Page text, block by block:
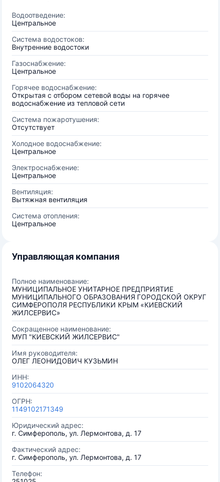
Водоотведение:
Центральное
Система водостоков:
Внутренние водостоки
Газоснабжение:
Центральное
Горячее водоснабжение:
Открытая с отбором сетевой воды на горячее
водоснабжение из тепловой сети
Система пожаротушения:
Отсутствует
Холодное водоснабжение:
Центральное
Электроснабжение:
Центральное
Вентиляция:
Вытяжная вентиляция
Система отопления:
Центральное
Управляющая компания
Полное наименование:
МУНИЦИПАЛЬНОЕ УНИТАРНОЕ ПРЕДПРИЯТИЕ
МУНИЦИПАЛЬНОГО ОБРАЗОВАНИЯ ГОРОДСКОЙ ОКРУГ
СИМФЕРОПОЛЯ РЕСПУБЛИКИ КРЫМ «КИЕВСКИЙ
ЖИЛСЕРВИС»
Сокращенное наименование:
МУП "КИЕВСКИЙ ЖИЛСЕРВИС"
Имя руководителя:
ОЛЕГ ЛЕОНИДОВИЧ КУЗЬМИН
ИНН:
9102064320
ОГРН:
1149102171349
Юридический адрес:
г. Симферополь, ул. Лермонтова, д. 17
Фактический адрес:
г. Симферополь, ул. Лермонтова, д. 17
Телефон: